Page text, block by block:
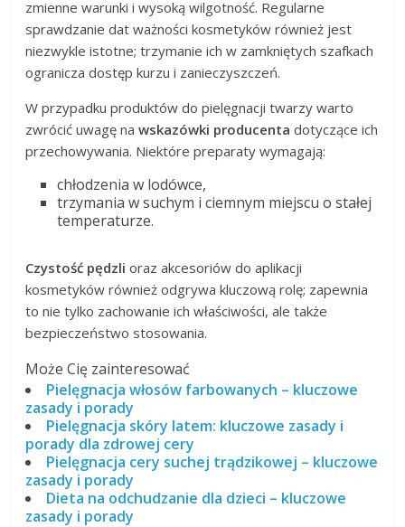
zmienne warunki i wysoką wilgotność. Regularne
sprawdzanie dat ważności kosmetyków również jest
niezwykle istotne; trzymanie ich w zamkniętych szafkach
ogranicza dostęp kurzu i zanieczyszczeń.
W przypadku produktów do pielęgnacji twarzy warto
zwrócić uwagę nawskazówki producenta dotyczące ich
przechowywania. Niektóre preparaty wymagają:
chłodzenia w lodówce,
trzymania w suchym i ciemnym miejscu o stałej
temperaturze.
Czystość pędzli oraz akcesoriów do aplikacji
kosmetyków również odgrywa kluczową rolę; zapewnia
to nie tylko zachowanie ich właściwości, ale także
bezpieczeństwo stosowania.
Może Cię zainteresować
Pielęgnacja włosów farbowanych – kluczowe
zasady i porady
Pielęgnacja skóry latem: kluczowe zasady i
porady dla zdrowej cery
Pielęgnacja cery suchej trądzikowej – kluczowe
zasady i porady
Dieta na odchudzanie dla dzieci – kluczowe
zasady i porady